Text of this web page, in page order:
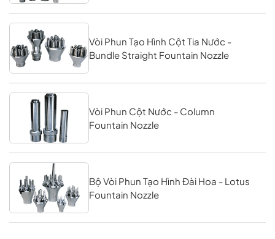
Vòi Phun Tạo Hình Cột Tia Nước -
Bundle Straight Fountain Nozzle
Vòi Phun Cột Nước - Column
Fountain Nozzle
Bộ Vòi Phun Tạo Hình Đài Hoa - Lotus
Fountain Nozzle